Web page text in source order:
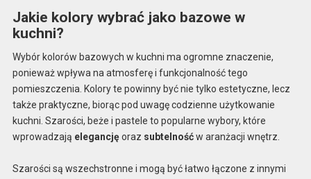
Jakie kolory wybrać jako bazowe w
kuchni?
Wybór kolorów bazowych w kuchni ma ogromne znaczenie,
ponieważ wpływa na atmosferę i funkcjonalność tego
pomieszczenia. Kolory te powinny być nie tylko estetyczne, lecz
także praktyczne, biorąc pod uwagę codzienne użytkowanie
kuchni. Szarości, beże i pastele to popularne wybory, które
wprowadzają elegancjęoraz subtelnośćw aranżacji wnętrz.
Szarości są wszechstronne i mogą być łatwo łączone z innymi